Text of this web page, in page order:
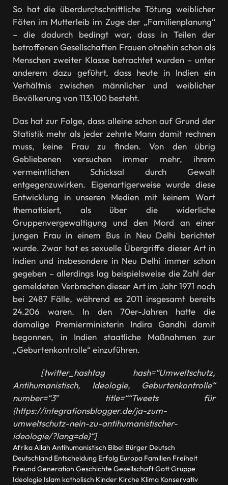
So hat die überdurchschnittliche Tötung weiblicher
Föten im Mutterleib im Zuge der „Familienplanung“
– die dadurch bedingt war, dass in Teilen der
betroffenen Gesellschaften Frauen ohnehin schon als
Menschen zweiter Klasse betrachtet wurden – unter
anderem dazu geführt, dass heute in Indien ein
Verhältnis zwischen männlicher und weiblicher
Bevölkerung von 113:100 besteht.
Das hat zur Folge, dass alleine schon auf Grund der
Statistik mehr als jeder zehnte Mann damit rechnen
muss, keine Frau zu finden. Von den übrig
Gebliebenen versuchen immer mehr, ihrem
vermeintlichen Schicksal durch Gewalt
entgegenzuwirken. Eigenartigerweise wurde diese
Entwicklung in unseren Medien mit keinem Wort
thematisiert, als über die widerliche
Gruppenvergewaltigung und den Mord an einer
jungen Frau in einem Bus in Neu Delhi berichtet
wurde. Zwar hat es sexuelle Übergriffe dieser Art in
Indien und insbesondere in Neu Delhi immer schon
gegeben – allerdings lag beispielsweise die Zahl der
gemeldeten Verbrechen dieser Art im Jahr 1971 noch
bei 2487 Fälle, während es 2011 insgesamt bereits
24.206 waren. In den 70er-Jahren hatte die
damalige Premierministerin Indira Gandhi damit
begonnen, in Indien staatliche Maßnahmen zur
„Geburtenkontrolle“ einzuführen.
[twitter_hashtag hash=“Umweltschutz,
Antihumanistisch, Ideologie, Geburtenkontrolle“
number=“3″ title=““Tweets für
{https://integrationsblogger.de/ja-zum-
umweltschutz-nein-zu-antihumanistischer-
ideologie/?lang=de}“]
AfrikaAllah Antihumanistisch Bibel Bürger Deutsch
Deutschland Entscheidung Erfolg Europa Familien Freiheit
FreundGeneration Geschichte GesellschaftGottGruppe
Ideologie Islam katholisch Kinder Kirche Klima Konservativ